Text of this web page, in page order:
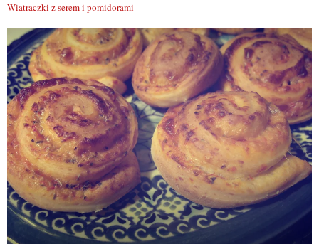
Wiatraczki z serem i pomidorami